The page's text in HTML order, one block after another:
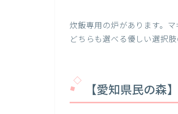
炊飯専用の炉があります。
どちらも選べる優しい選択肢
【愛知県民の森